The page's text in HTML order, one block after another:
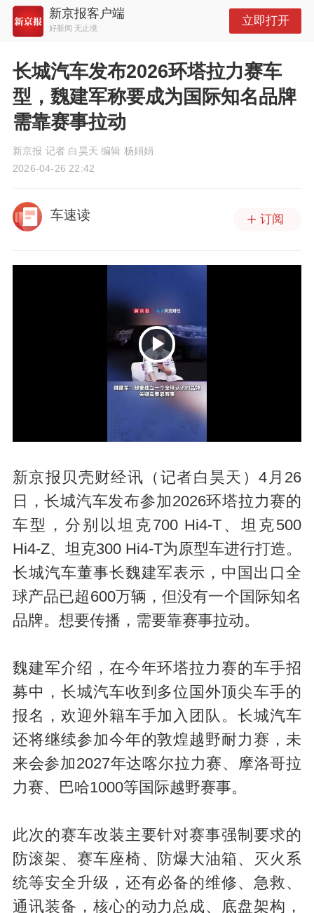
新京报客户端
好新闻 无止境
立即打开
长城汽车发布2026环塔拉力赛车
型，魏建军称要成为国际知名品牌
需靠赛事拉动
新京报 记者 白昊天 编辑 杨娟娟
2026-04-26 22:42
车速读 订阅
P
l
a
y
新京报贝壳财经讯（记者白昊天）4月26
日，长城汽车发布参加2026环塔拉力赛的
车型，分别以坦克700 Hi4-T、坦克500
Hi4-Z、坦克300 Hi4-T为原型车进行打造。
长城汽车董事长魏建军表示，中国出口全
球产品已超600万辆，但没有一个国际知名
品牌。想要传播，需要靠赛事拉动。
魏建军介绍，在今年环塔拉力赛的车手招
募中，长城汽车收到多位国外顶尖车手的
报名，欢迎外籍车手加入团队。长城汽车
还将继续参加今年的敦煌越野耐力赛，未
来会参加2027年达喀尔拉力赛、摩洛哥拉
力赛、巴哈1000等国际越野赛事。
此次的赛车改装主要针对赛事强制要求的
防滚架、赛车座椅、防爆大油箱、灭火系
统等安全升级，还有必备的维修、急救、
通讯装备，核心的动力总成、底盘架构，